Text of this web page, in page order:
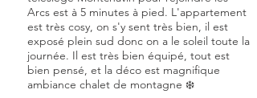
Arcs est à 5 minutes à pied. L'appartement
est très cosy, on s'y sent très bien, il est
exposé plein sud donc on a le soleil toute la
journée. Il est très bien équipé, tout est
bien pensé, et la déco est magnifique
ambiance chalet de montagne ❄️